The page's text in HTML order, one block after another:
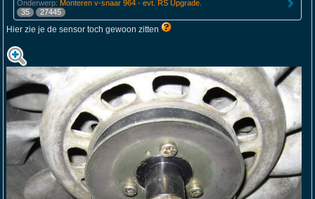
Onderwerp: Monteren v-snaar 964 - evt. RS Upgrade.
35
27445
Hier zie je de sensor toch gewoon zitten